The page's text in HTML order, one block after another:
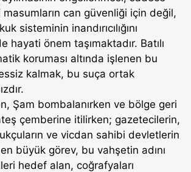
masumların can güvenliği için değil,
sisteminin inandırıcılığını
hayati önem taşımaktadır. Batılı
koruması altında işlenen bu
kalmak, bu suça ortak
Şam bombalanırken ve bölge geri
çemberine itilirken; gazetecilerin,
ve vicdan sahibi devletlerin
büyük görev, bu vahşetin adını
hedef alan, coğrafyaları